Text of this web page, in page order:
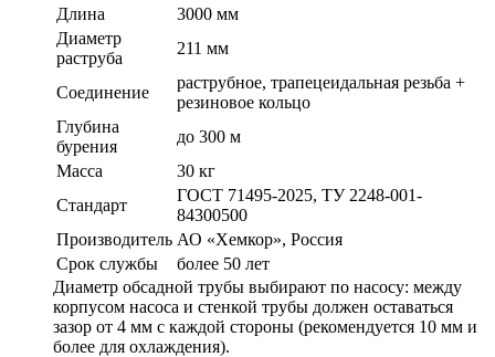
Длина
3000 мм
Диаметр
раструба
211 мм
Соединение
раструбное, трапецеидальная резьба +
резиновое кольцо
Глубина
бурения
до 300 м
Масса
30 кг
Стандарт
ГОСТ 71495-2025, ТУ 2248-001-
84300500
Производитель АО «Хемкор», Россия
Срок службы
более 50 лет
Диаметр обсадной трубы выбирают по насосу: между
корпусом насоса и стенкой трубы должен оставаться
зазор от 4 мм с каждой стороны (рекомендуется 10 мм и
более для охлаждения).